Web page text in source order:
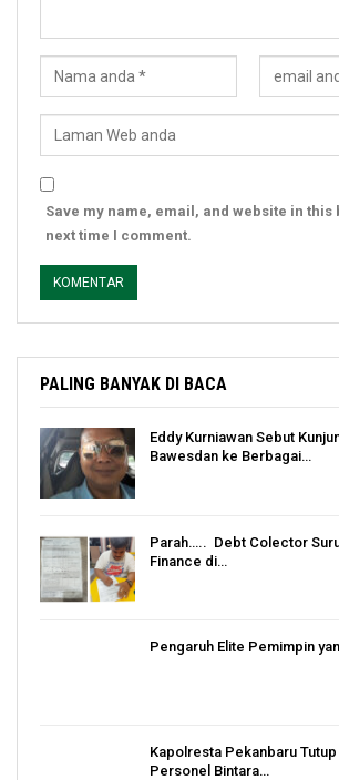
Save my name, email, and website in
next time I comment.
PALING BANYAK DI BACA
Eddy Kurniawan Sebut
Bawesdan ke Berbagai…
Parah….. Debt Colector
Finance di…
Pengaruh Elite Pemimpin
Kapolresta Pekanbaru
Personel Bintara…